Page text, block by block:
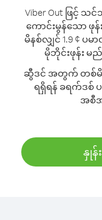
Viber Out ဖြ
ကောင်းမွန်သော ဖု
မိနစ်လျှင် 1.9 ¢ ပ
မိုဘိုင်းဖုန်း မ
ဆွီဒင် အတွက် တစ်မိန
ရရှိရန် ခရက်ဒစ်
အစီ
နှုန်